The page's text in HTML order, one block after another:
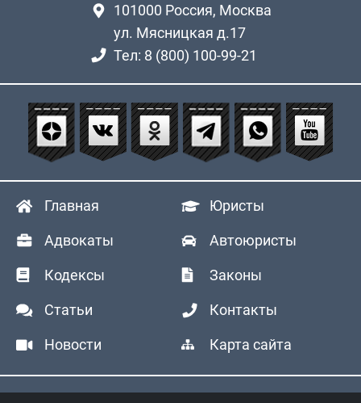
101000 Россия, Москва
ул. Мясницкая д.17
Тел: 8 (800) 100-99-21
Главная Юристы
Адвокаты Автоюристы
Кодексы Законы
Статьи Контакты
Новости Карта сайта